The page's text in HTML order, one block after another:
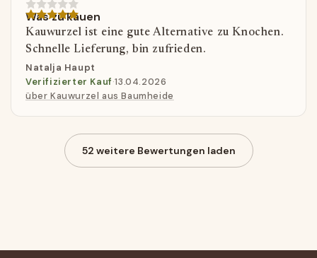
Was zu kauen
Kauwurzel ist eine gute Alternative zu Knochen.
Schnelle Lieferung, bin zufrieden.
Natalja Haupt
Verifizierter Kauf·13.04.2026
über Kauwurzel aus Baumheide
52 weitere Bewertungen laden